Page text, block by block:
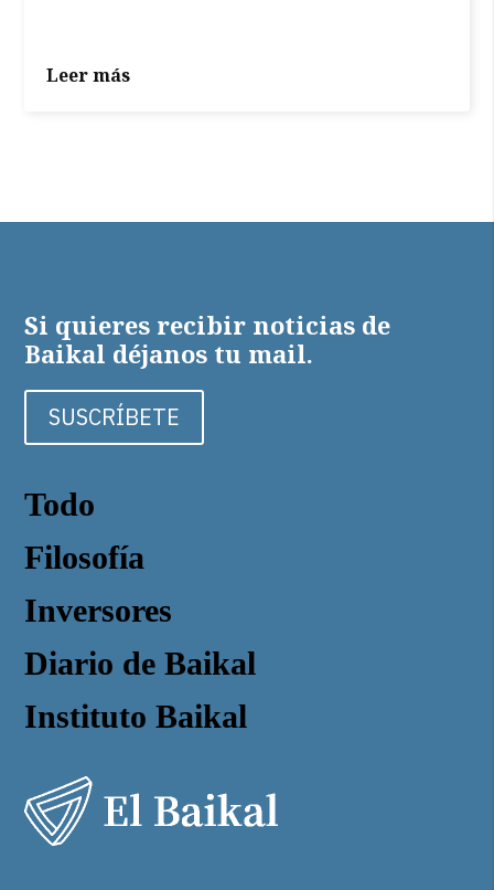
Leer más
Todo
Filosofía
Inversores
Diario de Baikal
Instituto Baikal
Si quieres recibir noticias de
Baikal déjanos tu mail.
SUSCRÍBETE